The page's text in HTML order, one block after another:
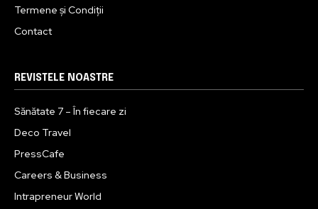
Termene și Condiții
Contact
REVISTELE NOASTRE
Sănătate 7 – În fiecare zi
Deco Travel
PressCafe
Careers & Business
Intrapreneur World